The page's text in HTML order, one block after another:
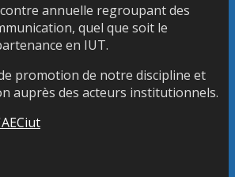
annuelle regroupant des
quel que soit le
en IUT.
promotion de notre discipline et
auprès des acteurs institutionnels.